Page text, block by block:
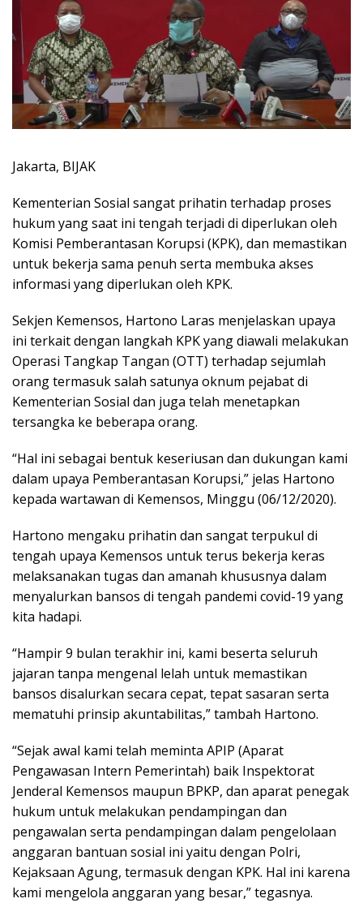
Jakarta, BIJAK
Kementerian Sosial sangat prihatin terhadap proses
hukum yang saat ini tengah terjadi di diperlukan oleh
Komisi Pemberantasan Korupsi (KPK), dan memastikan
untuk bekerja sama penuh serta membuka akses
informasi yang diperlukan oleh KPK.
Sekjen Kemensos, Hartono Laras menjelaskan upaya
ini terkait dengan langkah KPK yang diawali melakukan
Operasi Tangkap Tangan (OTT) terhadap sejumlah
orang termasuk salah satunya oknum pejabat di
Kementerian Sosial dan juga telah menetapkan
tersangka ke beberapa orang.
“Hal ini sebagai bentuk keseriusan dan dukungan kami
dalam upaya Pemberantasan Korupsi,” jelas Hartono
kepada wartawan di Kemensos, Minggu (06/12/2020).
Hartono mengaku prihatin dan sangat terpukul di
tengah upaya Kemensos untuk terus bekerja keras
melaksanakan tugas dan amanah khususnya dalam
menyalurkan bansos di tengah pandemi covid-19 yang
kita hadapi.
“Hampir 9 bulan terakhir ini, kami beserta seluruh
jajaran tanpa mengenal lelah untuk memastikan
bansos disalurkan secara cepat, tepat sasaran serta
mematuhi prinsip akuntabilitas,” tambah Hartono.
“Sejak awal kami telah meminta APIP (Aparat
Pengawasan Intern Pemerintah) baik Inspektorat
Jenderal Kemensos maupun BPKP, dan aparat penegak
hukum untuk melakukan pendampingan dan
pengawalan serta pendampingan dalam pengelolaan
anggaran bantuan sosial ini yaitu dengan Polri,
Kejaksaan Agung, termasuk dengan KPK. Hal ini karena
kami mengelola anggaran yang besar,” tegasnya.